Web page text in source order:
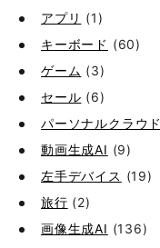
アプリ (1)
キーボード (60)
ゲーム (3)
セール (6)
パーソナルクラウド
動画生成AI (9)
左手デバイス (19)
旅行 (2)
画像生成AI (136)